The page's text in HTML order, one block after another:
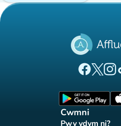
(tab(tab
Cwmni
Pwy ydym ni?